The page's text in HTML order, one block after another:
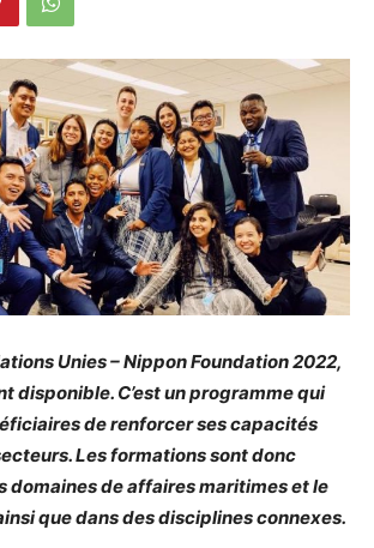
Unies – Nippon Foundation 2022,
disponible. C’est un programme qui
de renforcer ses capacités
Les formations sont donc
domaines de affaires maritimes et le
que dans des disciplines connexes.